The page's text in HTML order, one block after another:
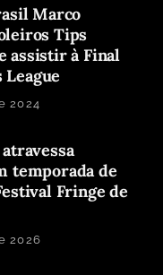
Marco
Tips
assistir à Final
League
2024
temporada de
Fringe de
2026